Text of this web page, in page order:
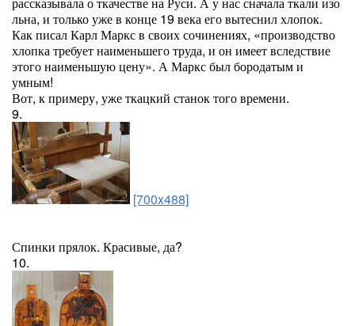
льна, и только уже в конце 19 века его вытеснил хлопок.
Как писал Карл Маркс в своих сочинениях, «производство
хлопка требует наименьшего труда, и он имеет вследствие
этого наименьшую цену». А Маркс был бородатым и
умным!
Вот, к примеру, уже ткацкий станок того времени.
9.
[700x488]
Спинки прялок. Красивые, да?
10.